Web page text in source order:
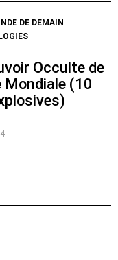
DE DEMAIN
Occulte de
Mondiale (10